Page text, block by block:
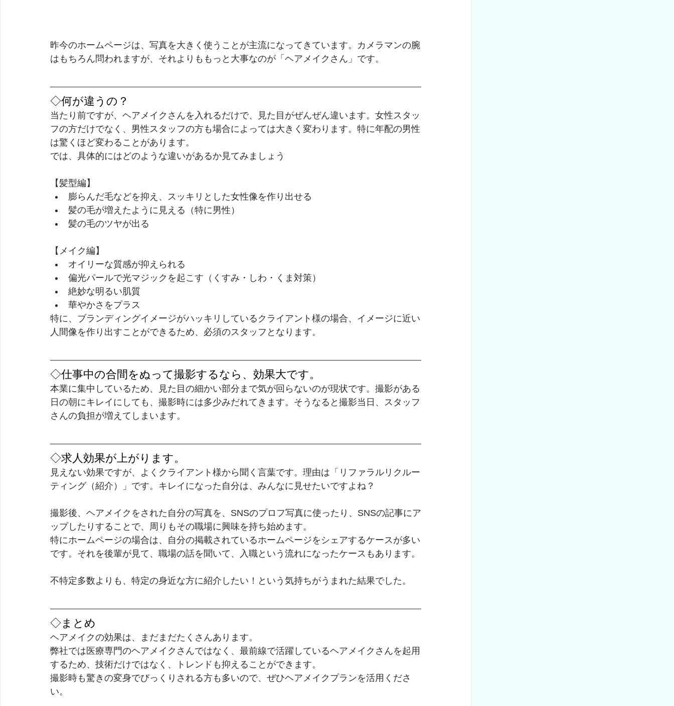
昨今のホームページは、写真を大きく使うことが主流になってきています。カメラマンの腕
はもちろん問われますが、それよりももっと大事なのが「ヘアメイクさん」です。
◇何が違うの？
当たり前ですが、ヘアメイクさんを入れるだけで、見た目がぜんぜん違います。女性スタッ
フの方だけでなく、男性スタッフの方も場合によっては大きく変わります。特に年配の男性
は驚くほど変わることがあります。
では、具体的にはどのような違いがあるか見てみましょう
【髪型編】
膨らんだ毛などを抑え、スッキリとした女性像を作り出せる
髪の毛が増えたように見える（特に男性）
髪の毛のツヤが出る
【メイク編】
オイリーな質感が抑えられる
偏光パールで光マジックを起こす（くすみ・しわ・くま対策）
絶妙な明るい肌質
華やかさをプラス
特に、ブランディングイメージがハッキリしているクライアント様の場合、イメージに近い
人間像を作り出すことができるため、必須のスタッフとなります。
◇仕事中の合間をぬって撮影するなら、効果大です。
本業に集中しているため、見た目の細かい部分まで気が回らないのが現状です。撮影がある
日の朝にキレイにしても、撮影時には多少みだれてきます。そうなると撮影当日、スタッフ
さんの負担が増えてしまいます。
◇求人効果が上がります。
見えない効果ですが、よくクライアント様から聞く言葉です。理由は「リファラルリクルー
ティング（紹介）」です。キレイになった自分は、みんなに見せたいですよね？
撮影後、ヘアメイクをされた自分の写真を、SNSのプロフ写真に使ったり、SNSの記事にア
ップしたりすることで、周りもその職場に興味を持ち始めます。
特にホームページの場合は、自分の掲載されているホームページをシェアするケースが多い
です。それを後輩が見て、職場の話を聞いて、入職という流れになったケースもあります。
不特定多数よりも、特定の身近な方に紹介したい！という気持ちがうまれた結果でした。
◇まとめ
ヘアメイクの効果は、まだまだたくさんあります。
弊社では医療専門のヘアメイクさんではなく、最前線で活躍しているヘアメイクさんを起用
するため、技術だけではなく、トレンドも抑えることができます。
撮影時も驚きの変身でびっくりされる方も多いので、ぜひヘアメイクプランを活用くださ
い。